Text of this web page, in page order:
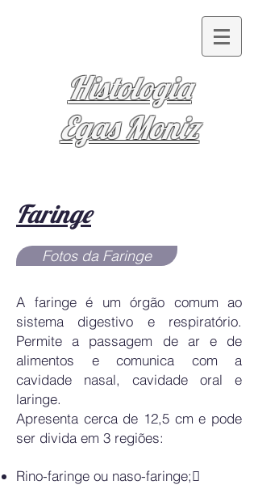
Histologia
Egas Moniz
Faringe
Fotos da Faringe
A faringe é um órgão comum ao
sistema digestivo e respiratório.
Permite a passagem de ar e de
alimentos e comunica com a
cavidade nasal, cavidade oral e
laringe.
Apresenta cerca de 12,5 cm e pode
ser divida em 3 regiões:
Rino-faringe ou naso-faringe;